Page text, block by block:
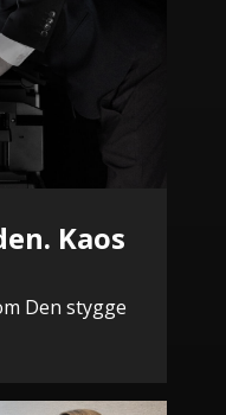
Kaos
Den stygge